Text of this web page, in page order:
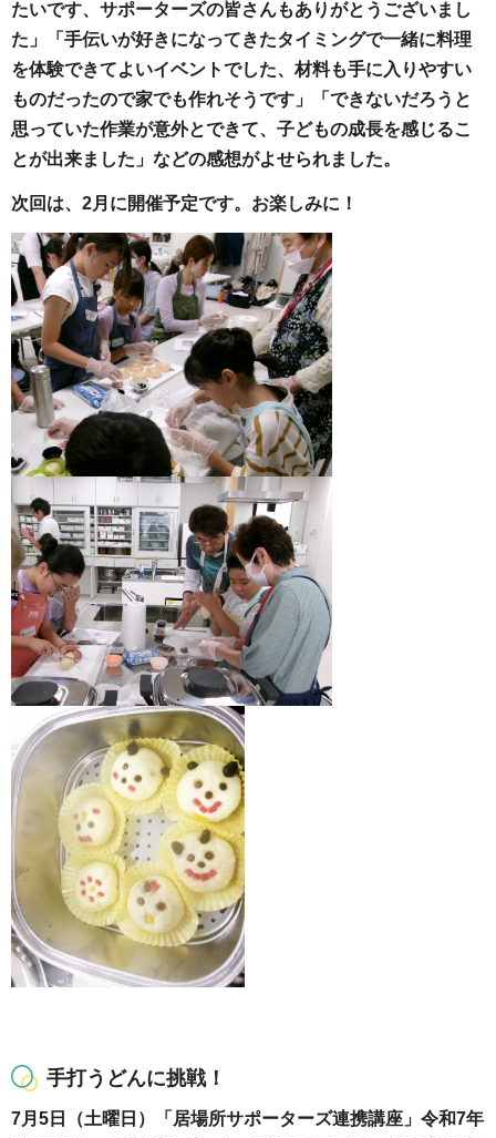
たいです、サポーターズの皆さんもありがとうございまし
た」「手伝いが好きになってきたタイミングで一緒に料理
を体験できてよいイベントでした、材料も手に入りやすい
ものだったので家でも作れそうです」「できないだろうと
思っていた作業が意外とできて、子どもの成長を感じるこ
とが出来ました」などの感想がよせられました。
次回は、2月に開催予定です。お楽しみに！
手打うどんに挑戦！
7月5日（土曜日）「居場所サポーターズ連携講座」令和7年